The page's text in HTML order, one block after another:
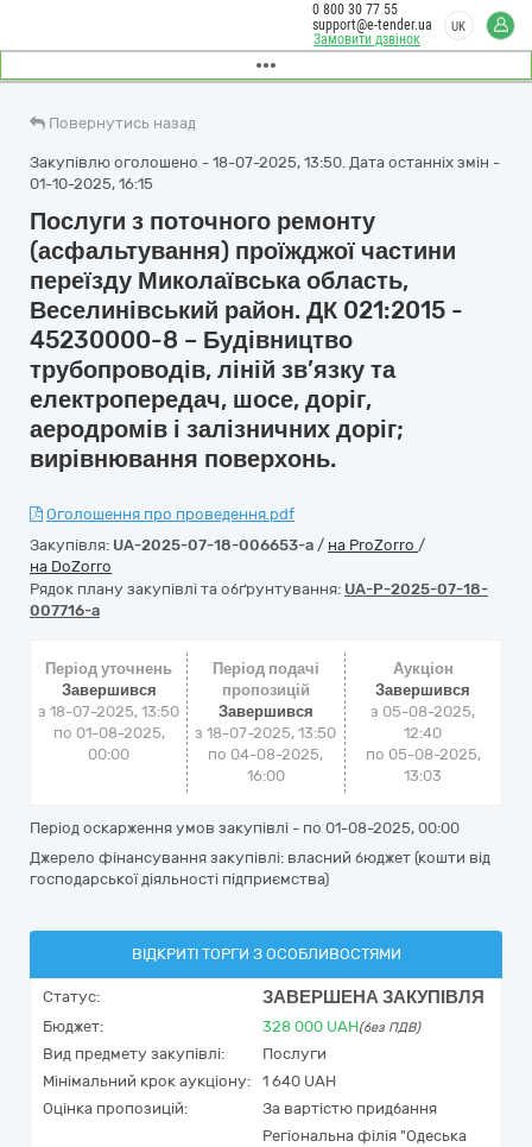
Замовити дзвінок
0 800 30 77 55
support@e-tender.ua
UK
Повернутись назад
Закупівлю оголошено - 18-07-2025, 13:50. Дата останніх змін -
01-10-2025, 16:15
Послуги з поточного ремонту
(асфальтування) проїжджої частини
переїзду Миколаївська область,
Веселинівський район. ДК 021:2015 -
45230000-8 – Будівництво
трубопроводів, ліній зв’язку та
електропередач, шосе, доріг,
аеродромів і залізничних доріг;
вирівнювання поверхонь.
Оголошення про проведення.pdf
Закупівля: UA-2025-07-18-006653-a / на ProZorro /
на DoZorro
Рядок плану закупівлі та обґрунтування: UA-P-2025-07-18-
007716-a
Період уточнень
Завершився
з 18-07-2025, 13:50
по 01-08-2025,
00:00
Період подачі
пропозицій
Завершився
з 18-07-2025, 13:50
по 04-08-2025,
16:00
Аукціон
Завершився
з 05-08-2025,
12:40
по 05-08-2025,
13:03
Період оскарження умов закупівлі - по 01-08-2025, 00:00
Джерело фінансування закупівлі: власний бюджет (кошти від
господарської діяльності підприємства)
ВІДКРИТІ ТОРГИ З ОСОБЛИВОСТЯМИ
Статус: ЗАВЕРШЕНА ЗАКУПІВЛЯ
Бюджет: 328 000 UAH(без ПДВ)
Вид предмету закупівлі:
Послуги
Мінімальний крок аукціону:
1 640 UAH
Оцінка пропозицій:
За вартістю придбання
Регіональна філія "Одеська